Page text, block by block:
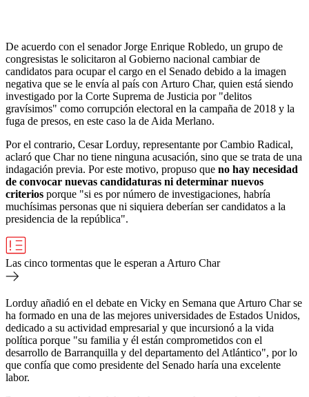
De acuerdo con el senador Jorge Enrique Robledo, un grupo de
congresistas le solicitaron al Gobierno nacional cambiar de
candidatos para ocupar el cargo en el Senado debido a la imagen
negativa que se le envía al país con Arturo Char, quien está siendo
investigado por la Corte Suprema de Justicia por "delitos
gravísimos" como corrupción electoral en la campaña de 2018 y la
fuga de presos, en este caso la de Aida Merlano.
Por el contrario, Cesar Lorduy, representante por Cambio Radical,
aclaró que Char no tiene ninguna acusación, sino que se trata de una
indagación previa. Por este motivo, propuso que no hay necesidad
de convocar nuevas candidaturas ni determinar nuevos
criterios porque "si es por número de investigaciones, habría
muchísimas personas que ni siquiera deberían ser candidatos a la
presidencia de la república".
Las cinco tormentas que le esperan a Arturo Char
Lorduy añadió en el debate en Vicky en Semana que Arturo Char se
ha formado en una de las mejores universidades de Estados Unidos,
dedicado a su actividad empresarial y que incursionó a la vida
política porque "su familia y él están comprometidos con el
desarrollo de Barranquilla y del departamento del Atlántico", por lo
que confía que como presidente del Senado haría una excelente
labor.